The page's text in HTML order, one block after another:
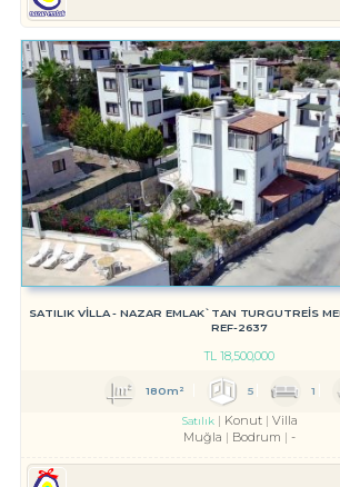
SATILIK VİLLA - NAZAR EMLAK`TAN TURGUTREİS
REF-2637
TL18,500,000
180m² 5 1
Satılık Konut
Villa
Muğla
Bodrum -